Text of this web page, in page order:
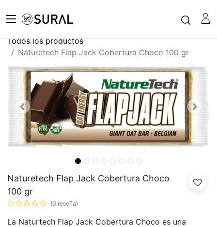
Todos los productos
Naturetech Flap Jack Cobertura Choco 100 gr
Naturetech Flap Jack Cobertura Choco
100 gr
(0 reseña)
La Naturtech Flap Jack Cobertura Choco es una